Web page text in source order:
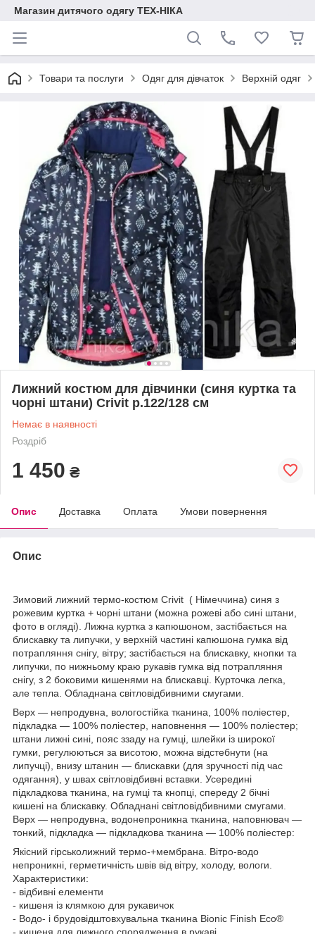
Магазин дитячого одягу ТЕХ-НІКА
Товари та послуги Одяг для дівчаток Верхній одяг
Лижний костюм для дівчинки (синя куртка та
чорні штани) Crivit р.122/128 см
Немає в наявності
Роздріб
1 450 ₴
Опис Доставка Оплата Умови повернення
Опис
Зимовий лижний термо-костюм Crivit ( Німеччина) синя з
рожевим куртка + чорні штани (можна рожеві або сині штани,
фото в огляді). Лижна куртка з капюшоном, застібається на
блискавку та липучки, у верхній частині капюшона гумка від
потрапляння снігу, вітру; застібається на блискавку, кнопки та
липучки, по нижньому краю рукавів гумка від потрапляння
снігу, з 2 боковими кишенями на блискавці. Курточка легка,
але тепла. Обладнана світловідбивними смугами.
Верх — непродувна, вологостійка тканина, 100% поліестер,
підкладка — 100% поліестер, наповнення — 100% поліестер;
штани лижні сині, пояс ззаду на гумці, шлейки із широкої
гумки, регулюються за висотою, можна відстебнути (на
липучці), внизу штанин — блискавки (для зручності під час
одягання), у швах світловідбивні вставки. Усередині
підкладкова тканина, на гумці та кнопці, спереду 2 бічні
кишені на блискавку. Обладнані світловідбивними смугами.
Верх — непродувна, водонепроникна тканина, наповнювач —
тонкий, підкладка — підкладкова тканина — 100% поліестер:
Якісний гірськолижний термо-+мембрана. Вітро-водо
непроникні, герметичність швів від вітру, холоду, вологи.
Характеристики:
- відбивні елементи
- кишеня із клямкою для рукавичок
- Водо- і брудовідштовхувальна тканина Bionic Finish Eco®
- кишеня для лижного спорядження в рукаві